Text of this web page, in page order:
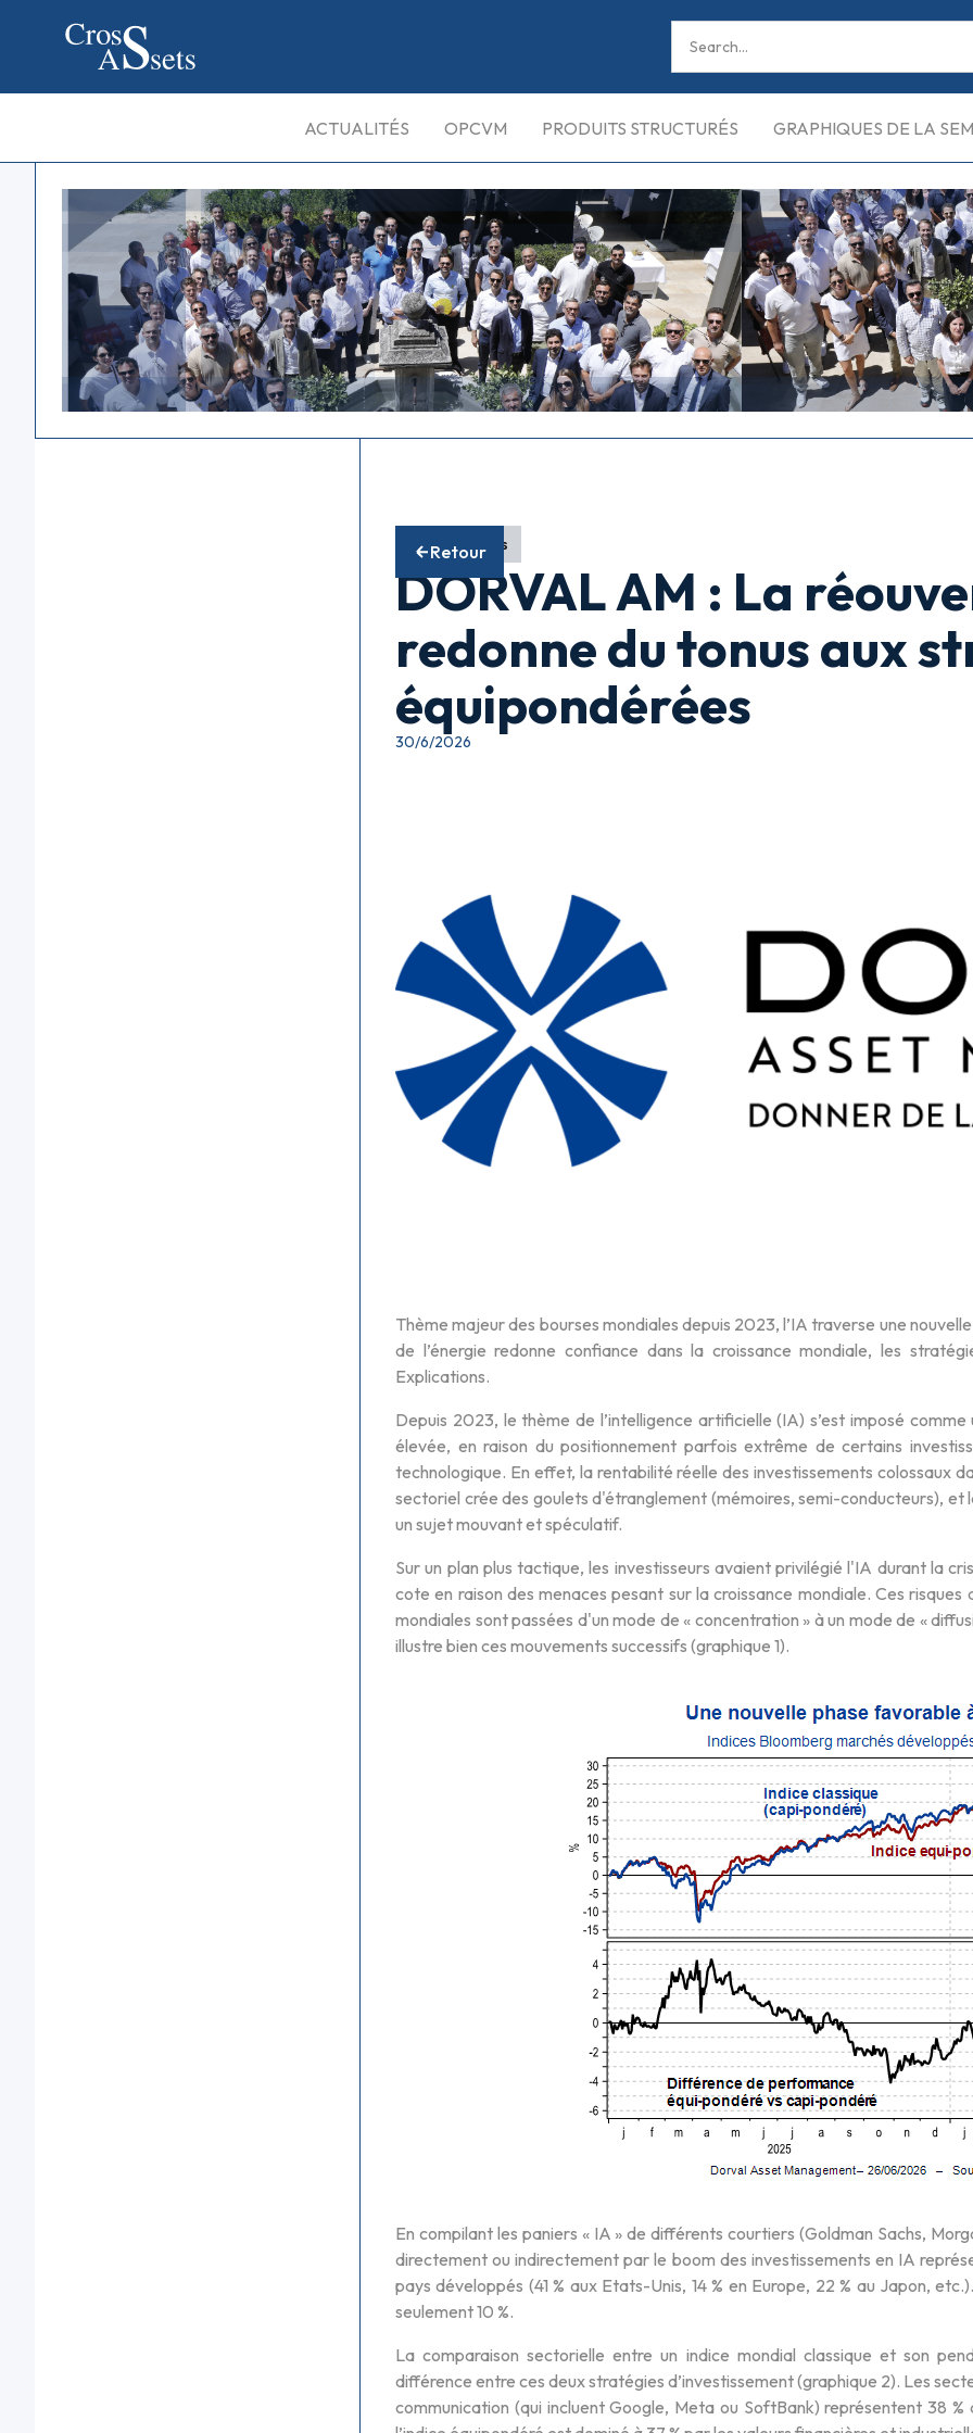
ACTUALITÉS OPCVM PRODUITS STRUCTURÉS GRAPHIQUES DE LA
Retour
Fonds actions
DORVAL AM : La
redonne du tonus aux
équipondérées
30/6/2026
Thème majeur des bourses mondiales depuis 2023, l’IA traverse une
de l’énergie redonne confiance dans la croissance mondiale, les
Explications.
Depuis 2023, le thème de l’intelligence artificielle (IA) s’est imposé
élevée, en raison du positionnement parfois extrême de certains
technologique. En effet, la rentabilité réelle des investissements colossaux
sectoriel crée des goulets d'étranglement (mémoires, semi-conducteurs),
un sujet mouvant et spéculatif.
Sur un plan plus tactique, les investisseurs avaient privilégié l'IA durant la
cote en raison des menaces pesant sur la croissance mondiale. Ces
mondiales sont passées d'un mode de « concentration » à un mode de «
illustre bien ces mouvements successifs (graphique 1).
En compilant les paniers « IA » de différents courtiers (Goldman Sachs,
directement ou indirectement par le boom des investissements en IA
pays développés (41 % aux Etats-Unis, 14 % en Europe, 22 % au Japon,
seulement 10 %.
La comparaison sectorielle entre un indice mondial classique et son
différence entre ces deux stratégies d’investissement (graphique 2). Les
communication (qui incluent Google, Meta ou SoftBank) représentent 38